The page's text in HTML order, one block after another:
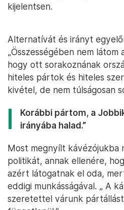
kijelentsen.
Alternatívát és irányt
„Összességében nem
hogy ott sorakoznának
hiteles pártok és hiteles
kivétel, de nem túlságosan
Korábbi pártom, a
irányába halad.”
Most megnyílt kávézójukba
politikát, annak ellenére,
azért látogatnak el oda,
eddigi munkásságával. „ A
szeretettel várunk